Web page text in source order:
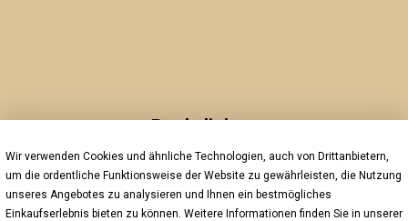
Rechtliches
Unsere AGBs
Impressum
Datenschutz
Wir verwenden Cookies und ähnliche Technologien, auch von Drittanbietern,
um die ordentliche Funktionsweise der Website zu gewährleisten, die Nutzung
unseres Angebotes zu analysieren und Ihnen ein bestmögliches
Einkaufserlebnis bieten zu können. Weitere Informationen finden Sie in unserer